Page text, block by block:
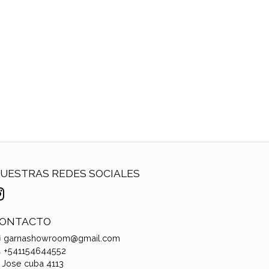
REDES SOCIALES
garnashowroom@gmail.com
+541154644552
Jose cuba 4113